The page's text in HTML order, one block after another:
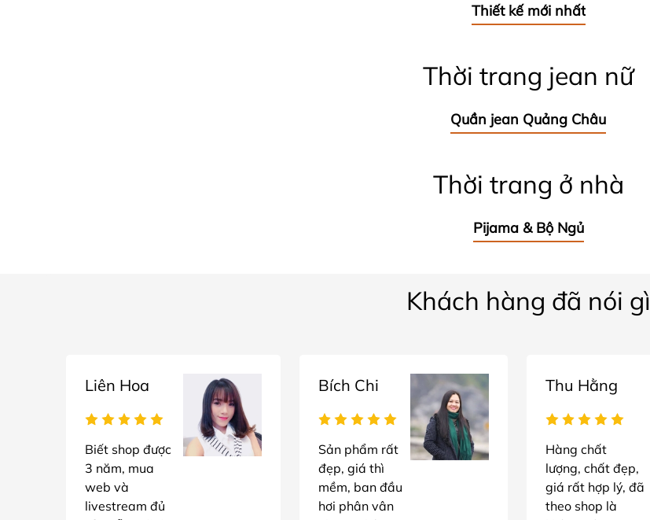
Thiết kế mới nhất
Thời trang jean nữ
Quần jean Quảng Châu
Thời trang ở nhà
Pijama & Bộ Ngủ
Khách hàng đã nói gì
Liên Hoa
Biết shop được
3 năm, mua
web và
livestream đủ
Bích Chi
Sản phẩm rất
đẹp, giá thì
mềm, ban đầu
hơi phân vân
Thu Hằng
Hàng chất
lượng, chất đẹp,
giá rất hợp lý, đã
theo shop là